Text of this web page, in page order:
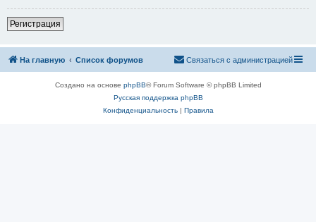
Регистрация
На главную Список форумов Связаться с администрацией
Создано на основе phpBB® Forum Software © phpBB Limited
Русская поддержка phpBB
Конфиденциальность| Правила